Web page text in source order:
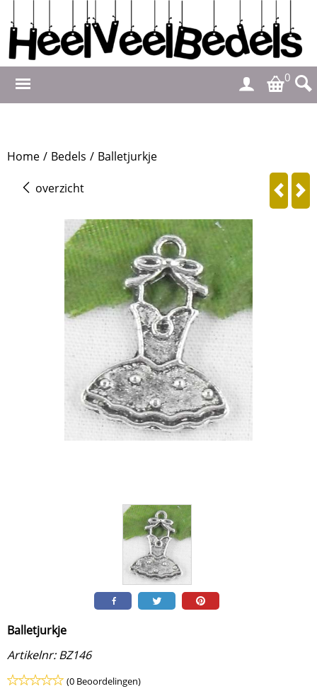
0
Home / Bedels / Balletjurkje
overzicht
Balletjurkje
Artikelnr: BZ146
(0 Beoordelingen)